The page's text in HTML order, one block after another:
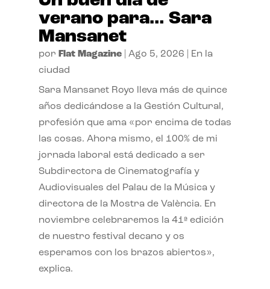
verano para… Sara
Mansanet
por Flat Magazine| Ago 5, 2026
En la
ciudad
Sara Mansanet Royo lleva más de quince
años dedicándose a la Gestión Cultural,
profesión que ama «por encima de todas
las cosas. Ahora mismo, el 100% de mi
jornada laboral está dedicado a ser
Subdirectora de Cinematografía y
Audiovisuales del Palau de la Música y
directora de la Mostra de València. En
noviembre celebraremos la 41ª edición
de nuestro festival decano y os
esperamos con los brazos abiertos»,
explica.